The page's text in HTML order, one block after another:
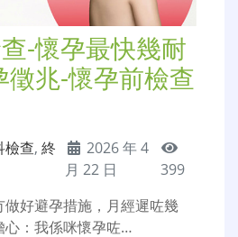
-懷孕最快幾耐
兆-懷孕前檢查
檢查, 終
2026 年 4
月 22 日
399
好避孕措施，月經遲咗幾
心：我係咪懷孕咗…